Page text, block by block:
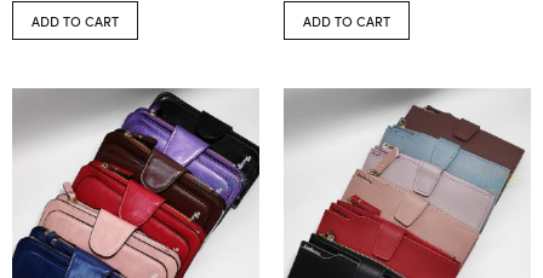
ADD TO CART ADD TO CART